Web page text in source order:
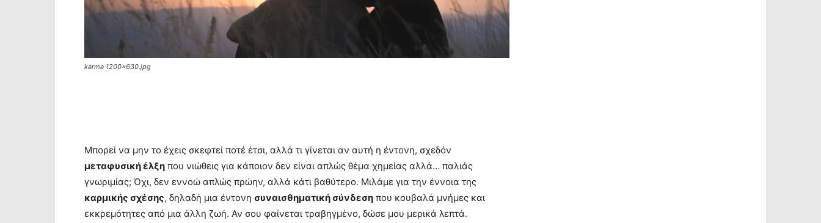
karma 1200x630.jpg
Μπορεί να μην το έχεις σκεφτεί ποτέ έτσι, αλλά τι γίνεται αν αυτή η έντονη, σχεδόν
μεταφυσική έλξη που νιώθεις για κάποιον δεν είναι απλώς θέμα χημείας αλλά… παλιάς
γνωριμίας; Όχι, δεν εννοώ απλώς πρώην, αλλά κάτι βαθύτερο. Μιλάμε για την έννοια της
καρμικής σχέσης, δηλαδή μια έντονη συναισθηματική σύνδεση που κουβαλά μνήμες και
εκκρεμότητες από μια άλλη ζωή. Αν σου φαίνεται τραβηγμένο, δώσε μου μερικά λεπτά.